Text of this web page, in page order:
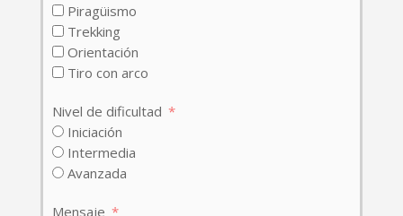
Piragüismo
Trekking
Orientación
Tiro con arco
Nivel de dificultad
Iniciación
Intermedia
Avanzada
Mensaje